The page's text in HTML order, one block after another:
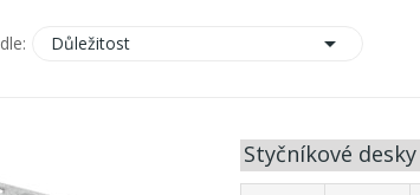
Důležitost 
Styčníkové desky